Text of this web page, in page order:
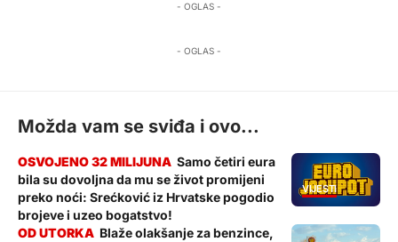
- OGLAS -
- OGLAS -
Možda vam se sviđa i ovo...
VIJESTI
Samo četiri eura
bila su dovoljna da mu se život promijeni
preko noći: Srećković iz Hrvatske pogodio
brojeve i uzeo bogatstvo!
Blaže olakšanje za benzince,